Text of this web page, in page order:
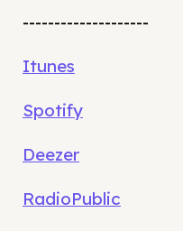
--------------------
Itunes
Spotify
Deezer
RadioPublic